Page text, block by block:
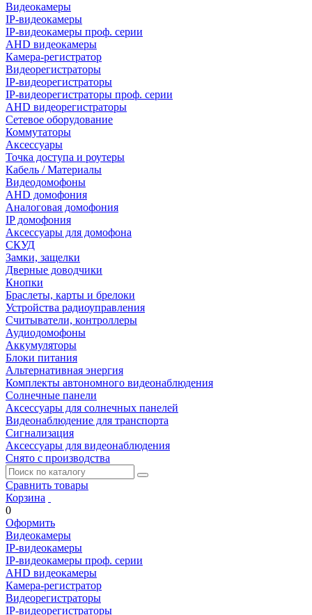
Видеокамеры
IP-видеокамеры
IP-видеокамеры проф. серии
AHD видеокамеры
Камера-регистратор
Видеорегистраторы
IP-видеорегистраторы
IP-видеорегистраторы проф. серии
AHD видеорегистраторы
Сетевое оборудование
Коммутаторы
Аксессуары
Точка доступа и роутеры
Кабель / Материалы
Видеодомофоны
AHD домофония
Аналоговая домофония
IP домофония
Аксессуары для домофона
СКУД
Замки, защелки
Дверные доводчики
Кнопки
Браслеты, карты и брелоки
Устройства радиоуправления
Считыватели, контроллеры
Аудиодомофоны
Аккумуляторы
Блоки питания
Альтернативная энергия
Комплекты автономного видеонаблюдения
Солнечные панели
Аксессуары для солнечных панелей
Видеонаблюдение для транспорта
Сигнализация
Аксессуары для видеонаблюдения
Снято с производства
Сравнить товары
Корзина
0
Оформить
Видеокамеры
IP-видеокамеры
IP-видеокамеры проф. серии
AHD видеокамеры
Камера-регистратор
Видеорегистраторы
IP-видеорегистраторы